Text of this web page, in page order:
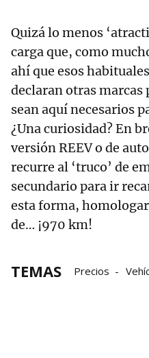
Quizá lo menos
carga que, como
ahí que esos
declaran otras marcas
sean aquí necesarios
¿Una curiosidad? En
versión REEV o de
recurre al ‘truco’ de
secundario para ir
esta forma,
de… ¡970 km!
TEMAS Precios